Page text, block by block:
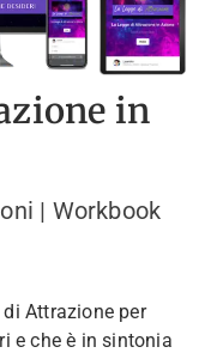
in
| Workbook
Attrazione per
e che è in sintonia